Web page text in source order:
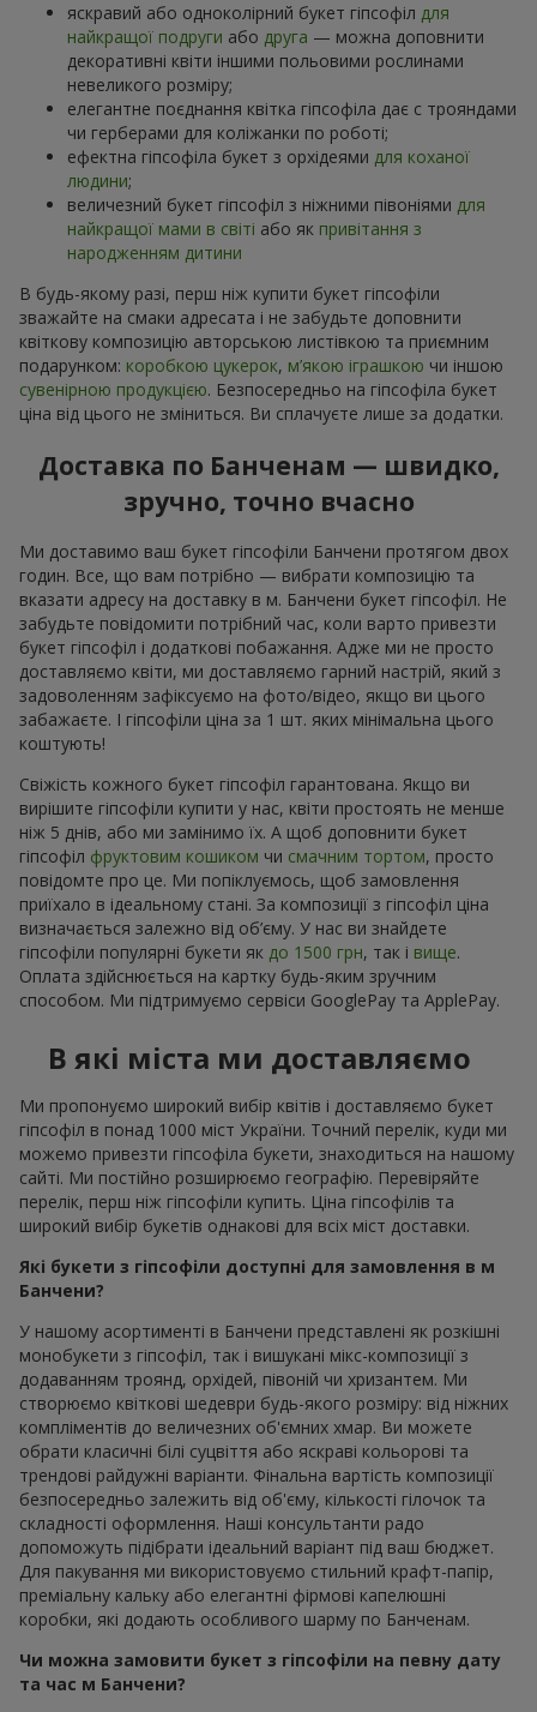
яскравий або одноколірний букет гіпсофіл для
найкращої подруги або друга — можна доповнити
декоративні квіти іншими польовими рослинами
невеликого розміру;
елегантне поєднання квітка гіпсофіла дає с трояндами
чи герберами для коліжанки по роботі;
ефектна гіпсофіла букет з орхідеями для коханої
людини;
величезний букет гіпсофіл з ніжними півоніями для
найкращої мами в світі або як привітання з
народженням дитини
В будь-якому разі, перш ніж купити букет гіпсофіли
зважайте на смаки адресата і не забудьте доповнити
квіткову композицію авторською листівкою та приємним
подарунком: коробкою цукерок, м’якою іграшкою чи іншою
сувенірною продукцією. Безпосередньо на гіпсофіла букет
ціна від цього не зміниться. Ви сплачуєте лише за додатки.
Доставка по Банченам — швидко,
зручно, точно вчасно
Ми доставимо ваш букет гіпсофіли Банчени протягом двох
годин. Все, що вам потрібно — вибрати композицію та
вказати адресу на доставку в м. Банчени букет гіпсофіл. Не
забудьте повідомити потрібний час, коли варто привезти
букет гіпсофіл і додаткові побажання. Адже ми не просто
доставляємо квіти, ми доставляємо гарний настрій, який з
задоволенням зафіксуємо на фото/відео, якщо ви цього
забажаєте. І гіпсофіли ціна за 1 шт. яких мінімальна цього
коштують!
Свіжість кожного букет гіпсофіл гарантована. Якщо ви
вирішите гіпсофіли купити у нас, квіти простоять не менше
ніж 5 днів, або ми замінимо їх. А щоб доповнити букет
гіпсофіл фруктовим кошиком чи смачним тортом, просто
повідомте про це. Ми попіклуємось, щоб замовлення
приїхало в ідеальному стані. За композиції з гіпсофіл ціна
визначається залежно від об’єму. У нас ви знайдете
гіпсофіли популярні букети як до 1500 грн, так і вище.
Оплата здійснюється на картку будь-яким зручним
способом. Ми підтримуємо сервіси GooglePay та ApplePay.
В які міста ми доставляємо
Ми пропонуємо широкий вибір квітів і доставляємо букет
гіпсофіл в понад 1000 міст України. Точний перелік, куди ми
можемо привезти гіпсофіла букети, знаходиться на нашому
сайті. Ми постійно розширюємо географію. Перевіряйте
перелік, перш ніж гіпсофіли купить. Ціна гіпсофілів та
широкий вибір букетів однакові для всіх міст доставки.
Які букети з гіпсофіли доступні для замовлення в м
Банчени?
У нашому асортименті в Банчени представлені як розкішні
монобукети з гіпсофіл, так і вишукані мікс-композиції з
додаванням троянд, орхідей, півоній чи хризантем. Ми
створюємо квіткові шедеври будь-якого розміру: від ніжних
компліментів до величезних об'ємних хмар. Ви можете
обрати класичні білі суцвіття або яскраві кольорові та
трендові райдужні варіанти. Фінальна вартість композиції
безпосередньо залежить від об'єму, кількості гілочок та
складності оформлення. Наші консультанти радо
допоможуть підібрати ідеальний варіант під ваш бюджет.
Для пакування ми використовуємо стильний крафт-папір,
преміальну кальку або елегантні фірмові капелюшні
коробки, які додають особливого шарму по Банченам.
Чи можна замовити букет з гіпсофіли на певну дату
та час м Банчени?